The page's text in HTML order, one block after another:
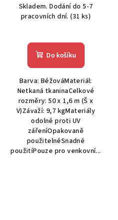
Skladem. Dodání do 5-7
pracovních dní.(31 ks)
Do košíku
Barva: BéžováMateriál:
Netkaná tkaninaCelkové
rozměry: 50 x 1,6 m (Š x
V)Závaží: 9,7 kgMateriály
odolné proti UV
zářeníOpakovaně
použitelnéSnadné
použitíPouze pro venkovní...